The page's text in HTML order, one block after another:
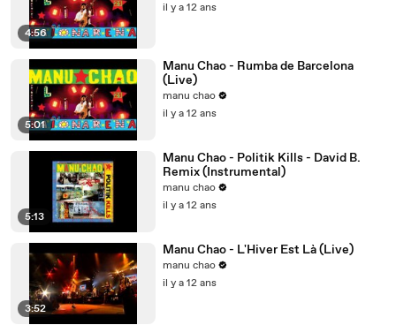
4:56
il y a 12 ans
5:01
Manu Chao - Rumba de Barcelona
(Live)
manu chao
il y a 12 ans
5:13
Manu Chao - Politik Kills - David B.
Remix (Instrumental)
manu chao
il y a 12 ans
3:52
Manu Chao - L'Hiver Est Là (Live)
manu chao
il y a 12 ans